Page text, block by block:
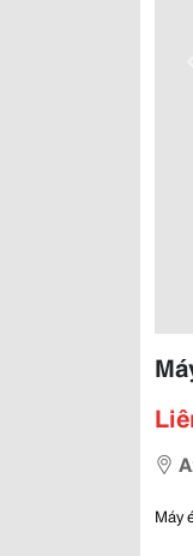
Máy